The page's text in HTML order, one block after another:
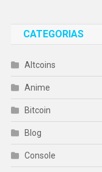
CATEGORIAS
Altcoins
Anime
Bitcoin
Blog
Console